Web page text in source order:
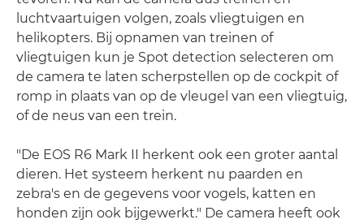
luchtvaartuigen volgen, zoals vliegtuigen en
helikopters. Bij opnamen van treinen of
vliegtuigen kun je Spot detection selecteren om
de camera te laten scherpstellen op de cockpit of
romp in plaats van op de vleugel van een vliegtuig,
of de neus van een trein.
"De EOS R6 Mark II herkent ook een groter aantal
dieren. Het systeem herkent nu paarden en
zebra's en de gegevens voor vogels, katten en
honden zijn ook bijgewerkt." De camera heeft ook